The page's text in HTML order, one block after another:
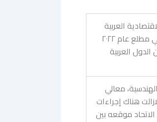
العربية
ويطلعه على الخطوات العملية التي اتخذت منذ انتخاب مجلس الإدارة في مطلع عام ٢٠٢٢
الدول العربية
، معالي
هناك إجراءات
موقعه بين